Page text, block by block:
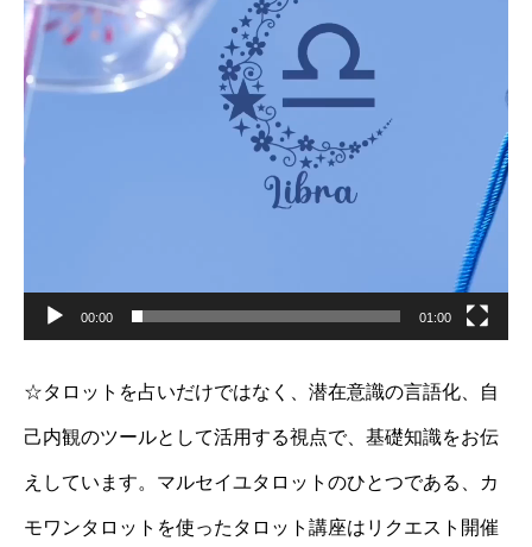
00:00 01:00
☆タロットを占いだけではなく、潜在意識の言語化、自
己内観のツールとして活用する視点で、基礎知識をお伝
えしています。マルセイユタロットのひとつである、カ
モワンタロットを使ったタロット講座はリクエスト開催